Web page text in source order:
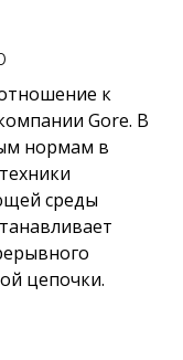
к
Gore. В
нормам в
среды
цепочки.